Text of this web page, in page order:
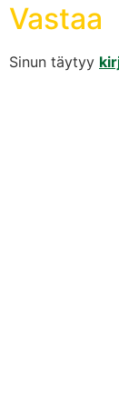
Vastaa
Sinun täytyy